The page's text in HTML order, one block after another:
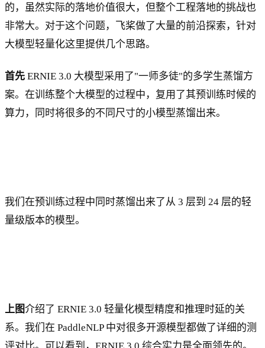
的，虽然实际的落地价值很大，但整个工程落地的挑战也
非常大。对于这个问题，飞桨做了大量的前沿探索，针对
大模型轻量化这里提供几个思路。
首先 ERNIE 3.0 大模型采用了"一师多徒"的多学生蒸馏方
案。在训练整个大模型的过程中，复用了其预训练时候的
算力，同时将很多的不同尺寸的小模型蒸馏出来。
我们在预训练过程中同时蒸馏出来了从 3 层到 24 层的轻
量级版本的模型。
上图介绍了 ERNIE 3.0 轻量化模型精度和推理时延的关
系。我们在 PaddleNLP 中对很多开源模型都做了详细的测